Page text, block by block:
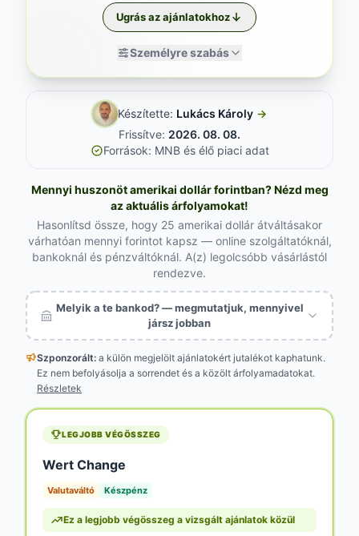
Személyre szabás
Ugrás az ajánlatokhoz
Készítette: Lukács Károly →
Frissítve: 2026. 08. 08.
Források: MNB és élő piaci adat
Mennyi huszonöt amerikai dollár forintban? Nézd meg
az aktuális árfolyamokat!
Hasonlítsd össze, hogy 25 amerikai dollár átváltásakor
várhatóan mennyi forintot kapsz — online szolgáltatóknál,
bankoknál és pénzváltóknál. A(z) legolcsóbb vásárlástól
rendezve.
Melyik a te bankod? — megmutatjuk, mennyivel
jársz jobban
Szponzorált: a külön megjelölt ajánlatokért jutalékot kaphatunk.
Ez nem befolyásolja a sorrendet és a közölt árfolyamadatokat.
Részletek
LEGJOBB VÉGÖSSZEG
Wert Change
Valutaváltó Készpénz
Ez a legjobb végösszeg a vizsgált ajánlatok közül